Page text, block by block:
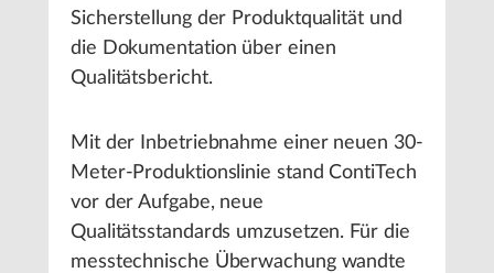
Sicherstellung der Produktqualität und
die Dokumentation über einen
Qualitätsbericht.
Mit der Inbetriebnahme einer neuen 30-
Meter-Produktionslinie stand ContiTech
vor der Aufgabe, neue
Qualitätsstandards umzusetzen. Für die
messtechnische Überwachung wandte